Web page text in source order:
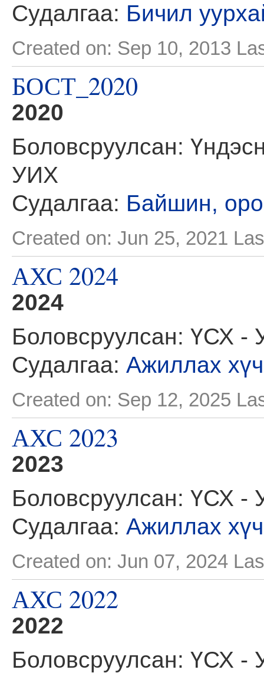
Судалгаа: Бичил
Created on: Sep 10, 2013
БОСТ_2020
2020
Боловсруулсан:
УИХ
Судалгаа: Байшин,
Created on: Jun 25, 2021
АХС 2024
2024
Боловсруулсан: ҮСХ -
Судалгаа: Ажиллах
Created on: Sep 12, 2025
АХС 2023
2023
Боловсруулсан: ҮСХ -
Судалгаа: Ажиллах
Created on: Jun 07, 2024
АХС 2022
2022
Боловсруулсан: ҮСХ -